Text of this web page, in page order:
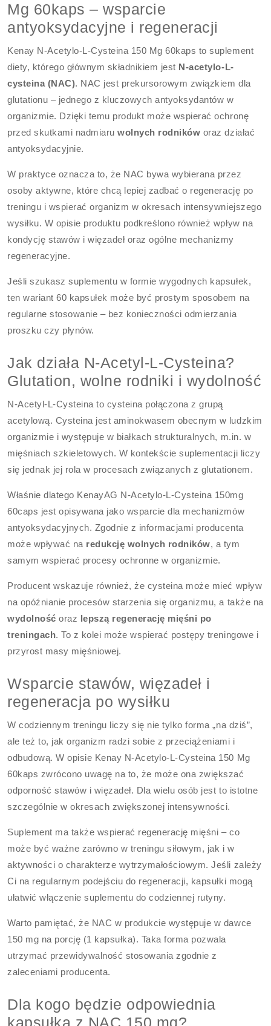
Mg 60kaps – wsparcie
antyoksydacyjne i regeneracji
Kenay N-Acetylo-L-Cysteina 150 Mg 60kaps to suplement
diety, którego głównym składnikiem jest N-acetylo-L-
cysteina (NAC). NAC jest prekursorowym związkiem dla
glutationu – jednego z kluczowych antyoksydantów w
organizmie. Dzięki temu produkt może wspierać ochronę
przed skutkami nadmiaruwolnych rodników oraz działać
antyoksydacyjnie.
W praktyce oznacza to, że NAC bywa wybierana przez
osoby aktywne, które chcą lepiej zadbać o regenerację po
treningu i wspierać organizm w okresach intensywniejszego
wysiłku. W opisie produktu podkreślono również wpływ na
kondycję stawów i więzadeł oraz ogólne mechanizmy
regeneracyjne.
Jeśli szukasz suplementu w formie wygodnych kapsułek,
ten wariant 60 kapsułek może być prostym sposobem na
regularne stosowanie – bez konieczności odmierzania
proszku czy płynów.
Jak działa N-Acetyl-L-Cysteina?
Glutation, wolne rodniki i wydolność
N-Acetyl-L-Cysteina to cysteina połączona z grupą
acetylową. Cysteina jest aminokwasem obecnym w ludzkim
organizmie i występuje w białkach strukturalnych, m.in. w
mięśniach szkieletowych. W kontekście suplementacji liczy
się jednak jej rola w procesach związanych z glutationem.
Właśnie dlatego KenayAG N-Acetylo-L-Cysteina 150mg
60caps jest opisywana jako wsparcie dla mechanizmów
antyoksydacyjnych. Zgodnie z informacjami producenta
może wpływać na redukcję wolnych rodników, a tym
samym wspierać procesy ochronne w organizmie.
Producent wskazuje również, że cysteina może mieć wpływ
na opóźnianie procesów starzenia się organizmu, a także na
wydolność oraz lepszą regenerację mięśni po
treningach. To z kolei może wspierać postępy treningowe i
przyrost masy mięśniowej.
Wsparcie stawów, więzadeł i
regeneracja po wysiłku
W codziennym treningu liczy się nie tylko forma „na dziś”,
ale też to, jak organizm radzi sobie z przeciążeniami i
odbudową. W opisie Kenay N-Acetylo-L-Cysteina 150 Mg
60kaps zwrócono uwagę na to, że może ona zwiększać
odporność stawów i więzadeł. Dla wielu osób jest to istotne
szczególnie w okresach zwiększonej intensywności.
Suplement ma także wspierać regenerację mięśni – co
może być ważne zarówno w treningu siłowym, jak i w
aktywności o charakterze wytrzymałościowym. Jeśli zależy
Ci na regularnym podejściu do regeneracji, kapsułki mogą
ułatwić włączenie suplementu do codziennej rutyny.
Warto pamiętać, że NAC w produkcie występuje w dawce
150 mg na porcję (1 kapsułka). Taka forma pozwala
utrzymać przewidywalność stosowania zgodnie z
zaleceniami producenta.
Dla kogo będzie odpowiednia
kapsułka z NAC 150 mg?